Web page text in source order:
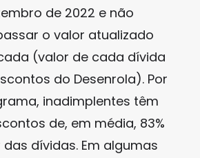
de 2022 e não
o valor atualizado
(valor de cada dívida
do Desenrola). Por
inadimplentes têm
de, em média, 83%
dívidas. Em algumas